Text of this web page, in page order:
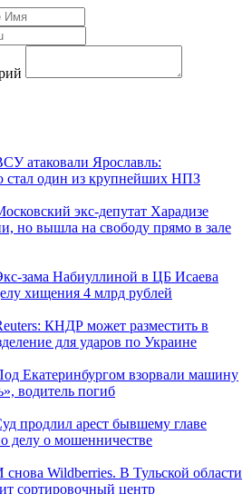
атаковали Ярославль:
стал один из крупнейших НПЗ
экс-депутат Харадизе
но вышла на свободу прямо в зале
зама Набиуллиной в ЦБ Исаева
хищения 4 млрд рублей
КНДР может разместить в
для ударов по Украине
Екатеринбургом взорвали машину
водитель погиб
продлил арест бывшему главе
делу о мошенничестве
снова Wildberries. В Тульской области
сортировочный центр